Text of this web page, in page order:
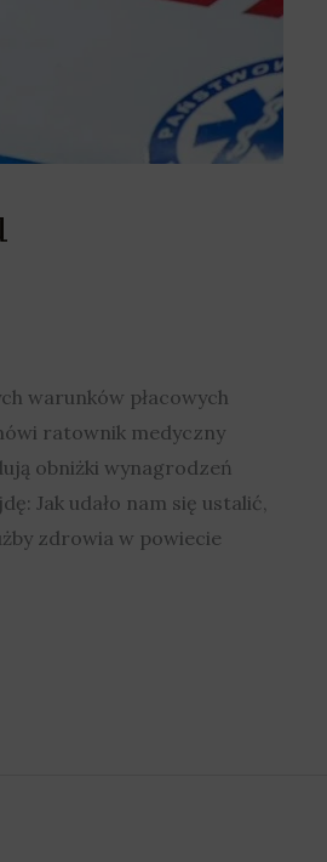
warunków płacowych
ratownik medyczny
obniżki wynagrodzeń
Jak udało nam się ustalić,
zdrowia w powiecie